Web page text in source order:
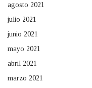
agosto 2021
julio 2021
junio 2021
mayo 2021
abril 2021
marzo 2021